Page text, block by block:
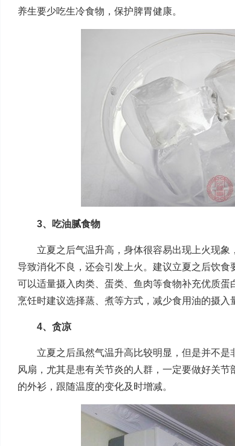
养生要少吃生冷食物，保护脾胃健康。
3、吃油腻食物
立夏之后气温升高，身体很容易出现上火现象
导致消化不良，还会引发上火。建议立夏之后饮食
可以适量摄入肉类、蛋类、鱼肉等食物补充优质
烹饪时建议选择蒸、煮等方式，减少食用油的摄入
4、贪凉
立夏之后虽然气温升高比较明显，但是并不是
风扇，尤其是患有关节炎的人群，一定要做好关
的外衫，跟随温度的变化及时增减。